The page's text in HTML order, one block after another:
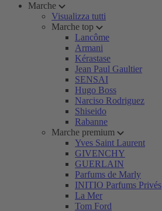
Marche
Visualizza tutti
Marche top
Lancôme
Armani
Kérastase
Jean Paul Gaultier
SENSAI
Hugo Boss
Narciso Rodriguez
Shiseido
Rabanne
Marche premium
Yves Saint Laurent
GIVENCHY
GUERLAIN
Parfums de Marly
INITIO Parfums Privés
La Mer
Tom Ford